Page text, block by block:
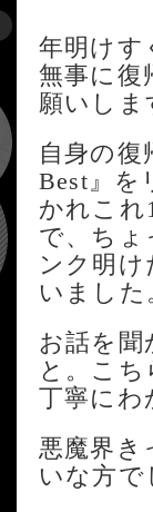
年明けす
無事に復
願いしま
自身の復
Best』を
かれこ
で、ち
ンク明
いました
お話を聞
と。こ
丁寧にわ
悪魔界き
いな方で